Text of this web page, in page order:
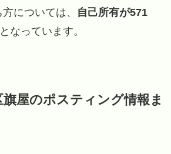
については、
自己所有が571
なっています。
屋のポスティング情報ま